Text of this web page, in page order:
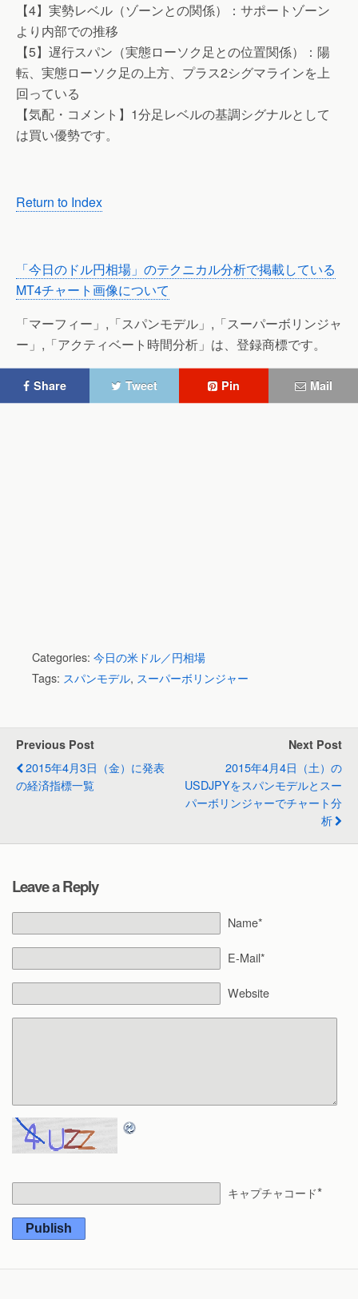
【4】実勢レベル（ゾーンとの関係）：サポートゾーン
より内部での推移
【5】遅行スパン（実態ローソク足との位置関係）：陽
転、実態ローソク足の上方、プラス2シグマラインを上
回っている
【気配・コメント】1分足レベルの基調シグナルとして
は買い優勢です。
Return to Index
「今日のドル円相場」のテクニカル分析で掲載している
MT4チャート画像について
「マーフィー」,「スパンモデル」,「スーパーボリンジャ
ー」,「アクティベート時間分析」は、登録商標です。
Share Tweet Pin Mail
Categories: 今日の米ドル／円相場
Tags: スパンモデル, スーパーボリンジャー
Previous Post
2015年4月3日（金）に発表
の経済指標一覧
Next Post
2015年4月4日（土）の
USDJPYをスパンモデルとスー
パーボリンジャーでチャート分
析
Leave a Reply
Name*
E-Mail*
Website
キャプチャコード*
Publish